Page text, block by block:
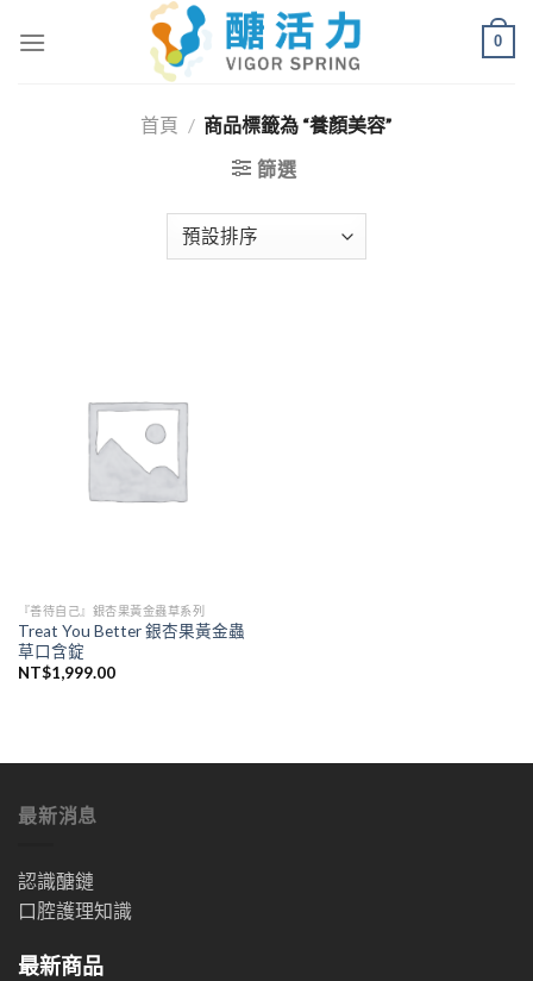
0
首頁 / 商品標籤為 “養顏美容”
篩選
『善待自己』銀杏果黃金蟲草系列
Treat You Better 銀杏果黃金蟲
草口含錠
NT$1,999.00
最新消息
認識醣鏈
口腔護理知識
最新商品